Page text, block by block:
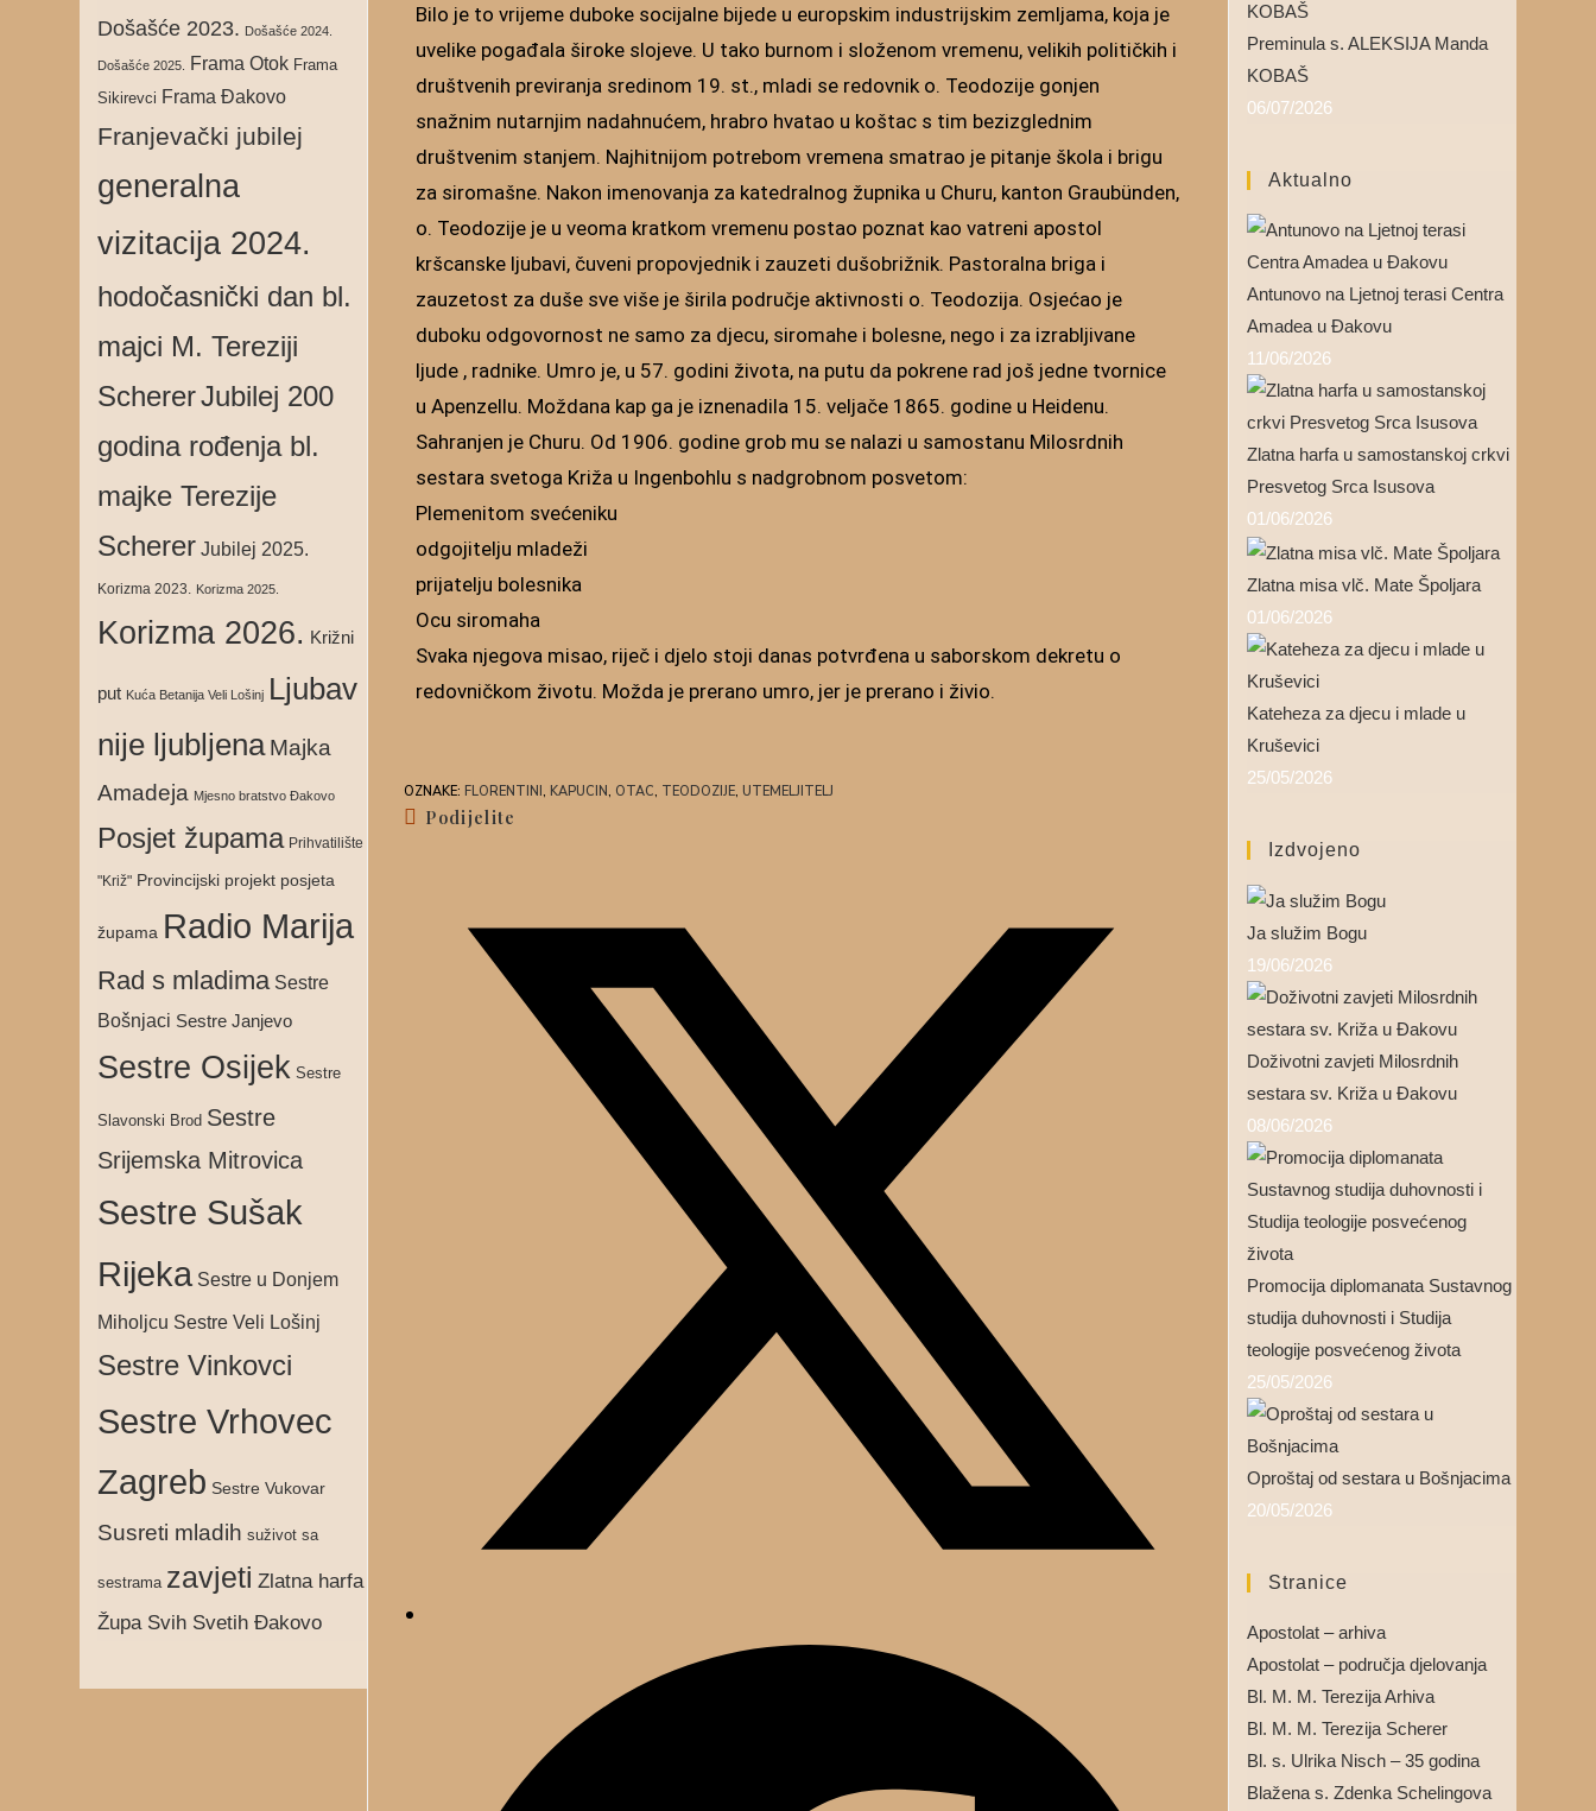
Bilo je to vrijeme duboke socijalne bijede u europskim industrijskim zemljama, koja je
uvelike pogađala široke slojeve. U tako burnom i složenom vremenu, velikih političkih i
društvenih previranja sredinom 19. st., mladi se redovnik o. Teodozije gonjen
snažnim nutarnjim nadahnućem, hrabro hvatao u koštac s tim bezizglednim
društvenim stanjem. Najhitnijom potrebom vremena smatrao je pitanje škola i brigu
za siromašne. Nakon imenovanja za katedralnog župnika u Churu, kanton Graubünden,
o. Teodozije je u veoma kratkom vremenu postao poznat kao vatreni apostol
kršcanske ljubavi, čuveni propovjednik i zauzeti dušobrižnik. Pastoralna briga i
zauzetost za duše sve više je širila područje aktivnosti o. Teodozija. Osjećao je
duboku odgovornost ne samo za djecu, siromahe i bolesne, nego i za izrabljivane
ljude , radnike. Umro je, u 57. godini života, na putu da pokrene rad još jedne tvornice
u Apenzellu. Moždana kap ga je iznenadila 15. veljače 1865. godine u Heidenu.
Sahranjen je Churu. Od 1906. godine grob mu se nalazi u samostanu Milosrdnih
sestara svetoga Križa u Ingenbohlu s nadgrobnom posvetom:
Plemenitom svećeniku
odgojitelju mladeži
prijatelju bolesnika
Ocu siromaha
Svaka njegova misao, riječ i djelo stoji danas potvrđena u saborskom dekretu o
redovničkom životu. Možda je prerano umro, jer je prerano i živio.
OZNAKE: FLORENTINI, KAPUCIN, OTAC, TEODOZIJE, UTEMELJITELJ
Podijelite
Došašće 2023. Došašće 2024.
Došašće 2025. Frama Otok Frama
Sikirevci Frama Đakovo
Franjevački jubilej
generalna
vizitacija 2024.
hodočasnički dan bl.
majci M. Tereziji
SchererJubilej 200
godina rođenja bl.
majke Terezije
Scherer Jubilej 2025.
Korizma 2023. Korizma 2025.
Korizma 2026. Križni
put Kuća Betanija Veli Lošinj Ljubav
nije ljubljena Majka
Amadeja Mjesno bratstvo Đakovo
Posjet župama Prihvatilište
"Križ" Provincijski projekt posjeta
župama Radio Marija
Rad s mladima Sestre
Bošnjaci Sestre Janjevo
Sestre Osijek Sestre
Slavonski Brod Sestre
Srijemska Mitrovica
Sestre Sušak
Rijeka Sestre u Donjem
Miholjcu Sestre Veli Lošinj
Sestre Vinkovci
Sestre Vrhovec
Zagreb Sestre Vukovar
Susreti mladih suživot sa
sestrama zavjeti Zlatna harfa
Župa Svih Svetih Đakovo
Preminula s. ALEKSIJA Manda
KOBAŠ
06/07/2026
Aktualno
Antunovo na Ljetnoj terasi Centra
Amadea u Đakovu
11/06/2026
Zlatna harfa u samostanskoj crkvi
Presvetog Srca Isusova
01/06/2026
Zlatna misa vlč. Mate Špoljara
01/06/2026
Kateheza za djecu i mlade u
Kruševici
25/05/2026
Izdvojeno
Ja služim Bogu
19/06/2026
Doživotni zavjeti Milosrdnih
sestara sv. Križa u Đakovu
08/06/2026
Promocija diplomanata Sustavnog
studija duhovnosti i Studija
teologije posvećenog života
25/05/2026
Oproštaj od sestara u Bošnjacima
20/05/2026
Stranice
Apostolat – arhiva
Apostolat – područja djelovanja
Bl. M. M. Terezija Arhiva
Bl. M. M. Terezija Scherer
Bl. s. Ulrika Nisch – 35 godina
Blažena s. Zdenka Schelingova